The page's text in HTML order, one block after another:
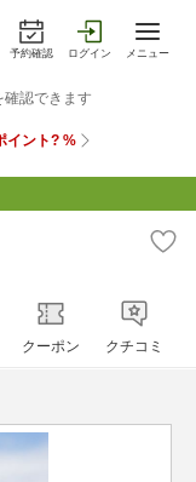
予約確認 ログイン メニュー
クーポン クチコミ